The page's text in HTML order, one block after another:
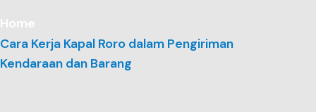
Home
Cara Kerja Kapal Roro dalam Pengiriman
Kendaraan dan Barang